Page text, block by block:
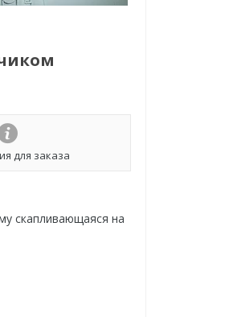
для заказа
скапливающаяся на